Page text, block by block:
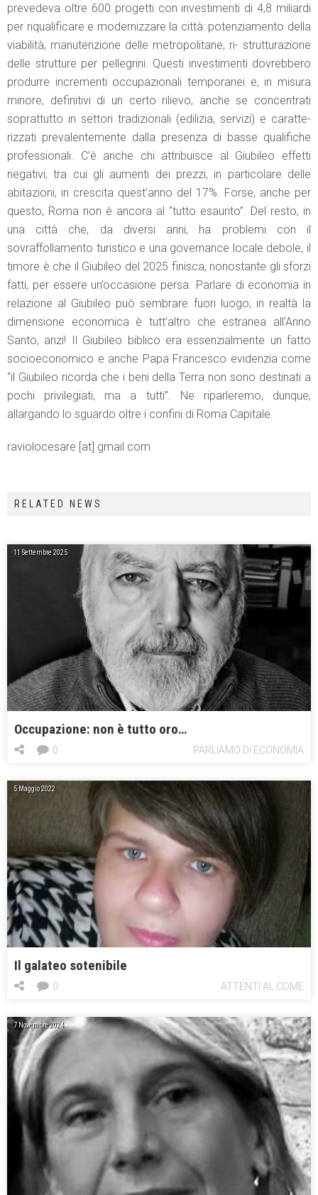
prevedeva oltre 600 progetti con investimenti di 4,8 miliardi
per riqualificare e modernizzare la città: potenziamento della
viabilità, manutenzione delle metropolitane, ri- strutturazione
delle strutture per pellegrini. Questi investimenti dovrebbero
produrre incrementi occupazionali temporanei e, in misura
minore, definitivi di un certo rilievo, anche se concentrati
soprattutto in settori tradizionali (edilizia, servizi) e caratte-
rizzati prevalentemente dalla presenza di basse qualifiche
professionali. C’è anche chi attribuisce al Giubileo effetti
negativi, tra cui gli aumenti dei prezzi, in particolare delle
abitazioni, in crescita quest’anno del 17%. Forse, anche per
questo, Roma non è ancora al “tutto esaurito”. Del resto, in
una città che, da diversi anni, ha problemi con il
sovraffollamento turistico e una governance locale debole, il
timore è che il Giubileo del 2025 finisca, nonostante gli sforzi
fatti, per essere un’occasione persa. Parlare di economia in
relazione al Giubileo può sembrare fuori luogo; in realtà la
dimensione economica è tutt’altro che estranea all’Anno
Santo, anzi! Il Giubileo biblico era essenzialmente un fatto
socioeconomico e anche Papa Francesco evidenzia come
“il Giubileo ricorda che i beni della Terra non sono destinati a
pochi privilegiati, ma a tutti”. Ne riparleremo, dunque,
allargando lo sguardo oltre i confini di Roma Capitale.
raviolocesare [at] gmail.com
RELATED NEWS
11 Settembre 2025
Occupazione: non è tutto oro…
PARLIAMO DI ECONOMIA
0
5 Maggio 2022
Il galateo sotenibile
ATTENTI AL COME
0
7 Novembre 2024